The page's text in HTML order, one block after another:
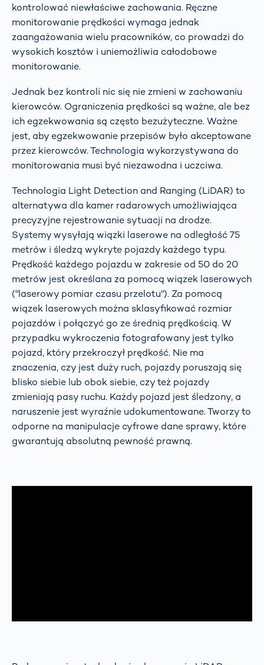
kontrolować niewłaściwe zachowania. Ręczne
monitorowanie prędkości wymaga jednak
zaangażowania wielu pracowników, co prowadzi do
wysokich kosztów i uniemożliwia całodobowe
monitorowanie.
Jednak bez kontroli nic się nie zmieni w zachowaniu
kierowców. Ograniczenia prędkości są ważne, ale bez
ich egzekwowania są często bezużyteczne. Ważne
jest, aby egzekwowanie przepisów było akceptowane
przez kierowców. Technologia wykorzystywana do
monitorowania musi być niezawodna i uczciwa.
Technologia Light Detection and Ranging (LiDAR) to
alternatywa dla kamer radarowych umożliwiająca
precyzyjne rejestrowanie sytuacji na drodze.
Systemy wysyłają wiązki laserowe na odległość 75
metrów i śledzą wykryte pojazdy każdego typu.
Prędkość każdego pojazdu w zakresie od 50 do 20
metrów jest określana za pomocą wiązek laserowych
("laserowy pomiar czasu przelotu"). Za pomocą
wiązek laserowych można sklasyfikować rozmiar
pojazdów i połączyć go ze średnią prędkością. W
przypadku wykroczenia fotografowany jest tylko
pojazd, który przekroczył prędkość. Nie ma
znaczenia, czy jest duży ruch, pojazdy poruszają się
blisko siebie lub obok siebie, czy też pojazdy
zmieniają pasy ruchu. Każdy pojazd jest śledzony, a
naruszenie jest wyraźnie udokumentowane. Tworzy to
odporne na manipulacje cyfrowe dane sprawy, które
gwarantują absolutną pewność prawną.